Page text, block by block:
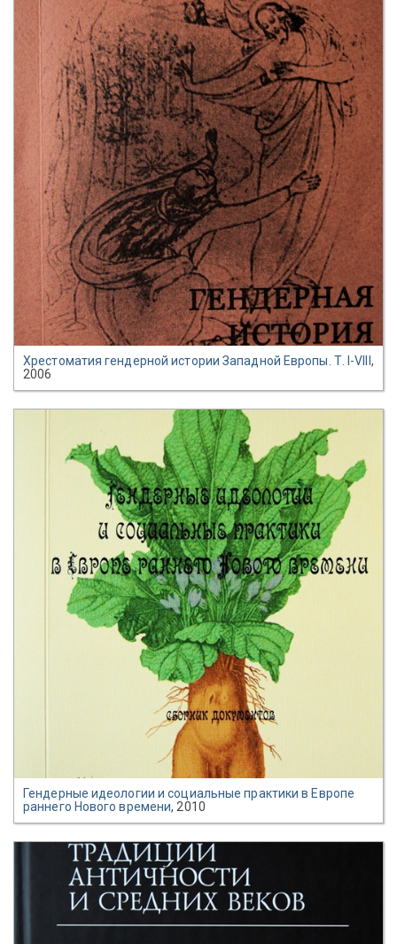
Хрестоматия гендерной истории Западной Европы. Т. I-VIII,
2006
Гендерные идеологии и социальные практики в Европе
раннего Нового времени, 2010